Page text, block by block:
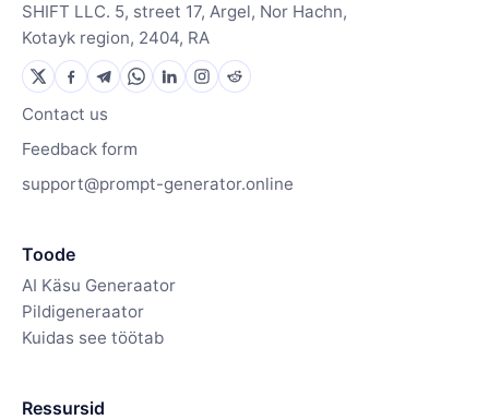
SHIFT LLC. 5, street 17, Argel, Nor Hachn,
Kotayk region, 2404, RA
Contact us
Feedback form
support@prompt-generator.online
Toode
AI Käsu Generaator
Pildigeneraator
Kuidas see töötab
Ressursid